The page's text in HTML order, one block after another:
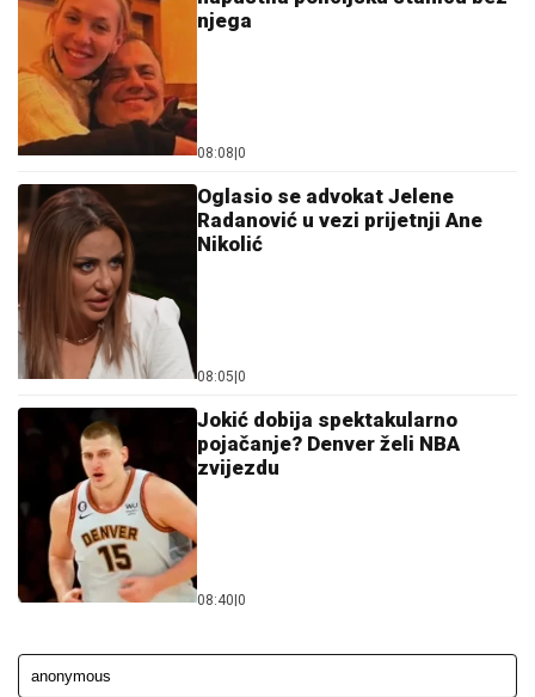
njega
08:08|0
Oglasio se advokat Jelene
Radanović u vezi prijetnji Ane
Nikolić
08:05|0
Jokić dobija spektakularno
pojačanje? Denver želi NBA
zvijezdu
08:40|0